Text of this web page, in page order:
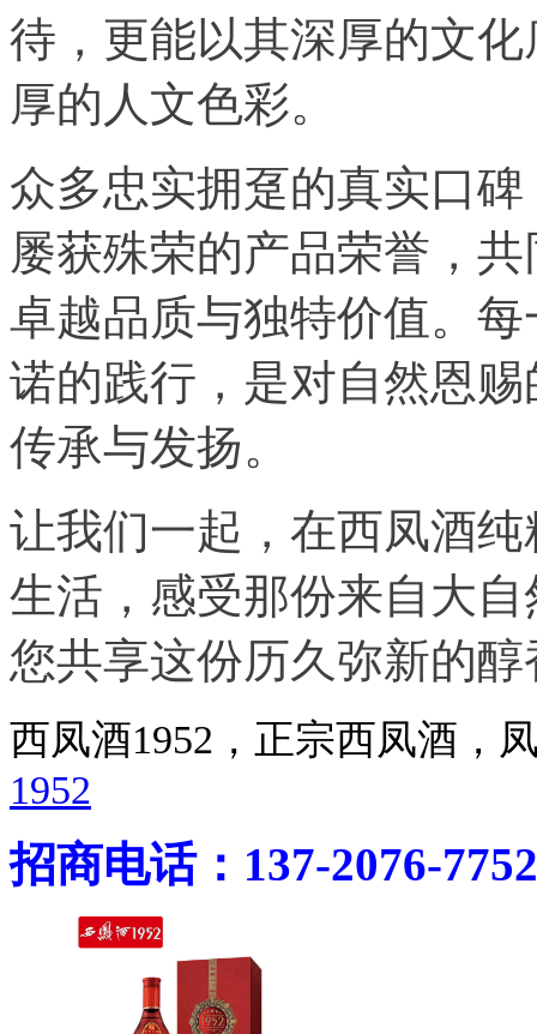
待，更能以其深厚的文
厚的人文色彩。
众多忠实拥趸的真实口
屡获殊荣的产品荣誉，
卓越品质与独特价值。
诺的践行，是对自然恩
传承与发扬。
让我们一起，在西凤酒
生活，感受那份来自大
您共享这份历久弥新的
西凤酒1952，正宗西凤酒
1952
招商电话：137-2076-7752